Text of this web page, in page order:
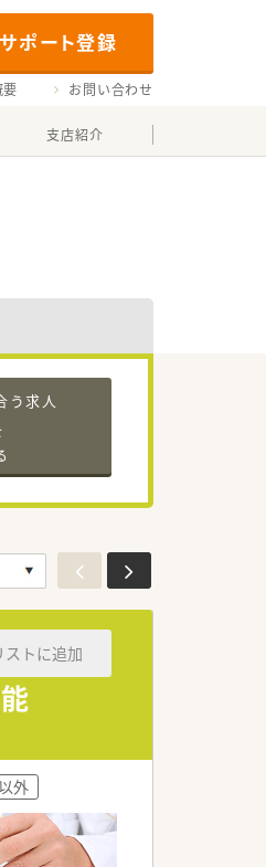
ポート登録
お問い合わせ
支店紹介
う求人
ストに追加
外